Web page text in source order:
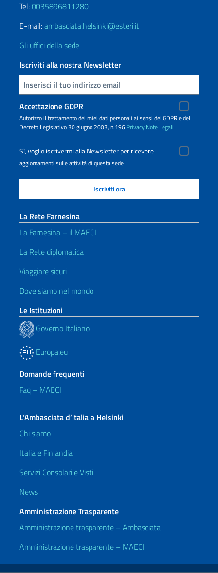
Tel:0035896811280
E-mail:ambasciata.helsinki@esteri.it
Gli uffici della sede
Iscriviti alla nostra Newsletter
Inserisci la tua email
Accettazione GDPR
Autorizzo il trattamento dei miei dati personali ai sensi del GDPR e del
Decreto Legislativo 30 giugno 2003, n.196 Privacy Note Legali
Sì, voglio iscrivermi alla Newsletter per ricevere
aggiornamenti sulle attività di questa sede
La Rete Farnesina
La Farnesina – il MAECI
La Rete diplomatica
Viaggiare sicuri
Dove siamo nel mondo
Le Istituzioni
Governo Italiano
Europa.eu
Domande frequenti
Faq – MAECI
L’Ambasciata d’Italia a Helsinki
Chi siamo
Italia e Finlandia
Servizi Consolari e Visti
News
Amministrazione Trasparente
Amministrazione trasparente – Ambasciata
Amministrazione trasparente – MAECI